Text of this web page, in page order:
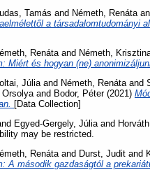
Tamás and Németh, Renáta
a társadalomtudományi
Renátaand Németh,
Miért és hogyan (ne)
Júliaand Németh, Renátaand
Orsolyaand Bodor, Péter(2021)
[Data Collection]
Egyed-Gergely, Júlia and
may be restricted.
Renáta and Durst, Judit and
A második gazdaságtól a